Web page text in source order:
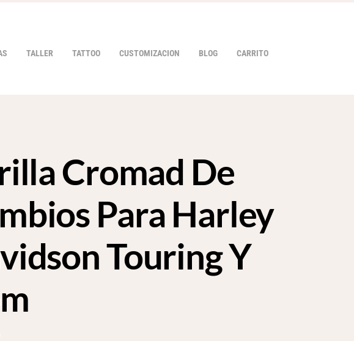
TALLER TATTOO CUSTOMIZACION BLOG CARRITO
Cromad De
Para Harley
Touring Y